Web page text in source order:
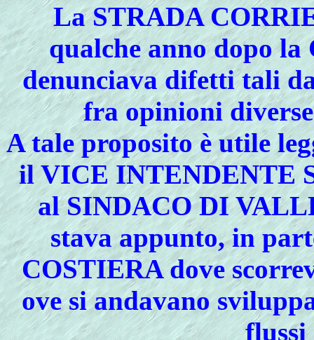
La STRADA
qualche anno dopo
denunciava difetti tali
fra opinioni
A tale proposito è utile
il VICE INTENDENTE
al SINDACO DI
stava appunto, in
COSTIERA dove
ove si andavano